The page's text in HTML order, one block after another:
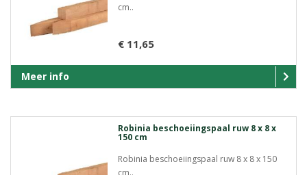
cm..
€ 11,65
Meer info
Robinia beschoeiingspaal ruw 8 x 8 x
150 cm
Robinia beschoeiingspaal ruw 8 x 8 x 150
cm..